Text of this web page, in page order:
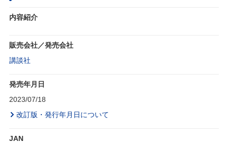
内容紹介
販売会社／発売会社
講談社
発売年月日
2023/07/18
改訂版・発行年月日について
JAN